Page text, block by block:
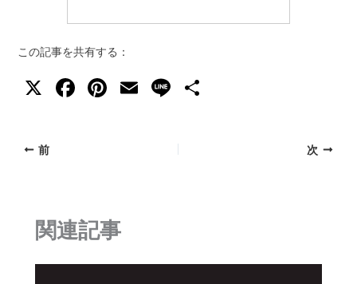
この記事を共有する：
X F
o
o
k
Pi E Li
e
前 次
関連記事